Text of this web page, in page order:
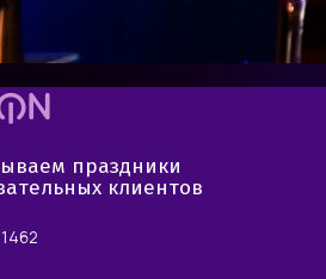
праздники
клиентов